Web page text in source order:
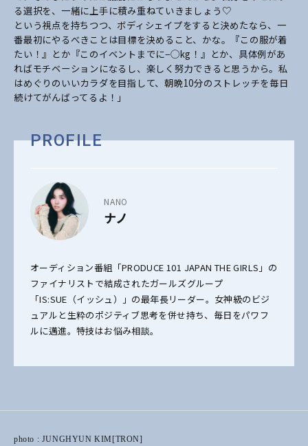
る選択を、一緒に上手に積み重ねていきましょう♡
という視点を持ちつつ、ボディシェイプをすると決めたなら、一
番最初にやるべきことは目標を決めること、かな。『この服が着
たい！』とか『このイベントまでに−◯kg！』とか、具体例があ
ればモチベーションになるし、楽しく努力できると思うから。私
はめぐりのいいカラダを目指して、朝晩10分のストレッチを毎日
続けてがんばってるよ！」
PROFILE
NANO
ナノ
オーディション番組「PRODUCE 101 JAPAN THE GIRLS」の
ファイナリストで結成されたガールズグループ
「IS:SUE（イッシュ）」の最年長リーダー。女神級のビジ
ュアルと生粋のポジティブ思考を併せ持ち、毎日をパワフ
ルに邁進。特技はお悩み相談。
photo : JUNGHYUN KIM[TRON]